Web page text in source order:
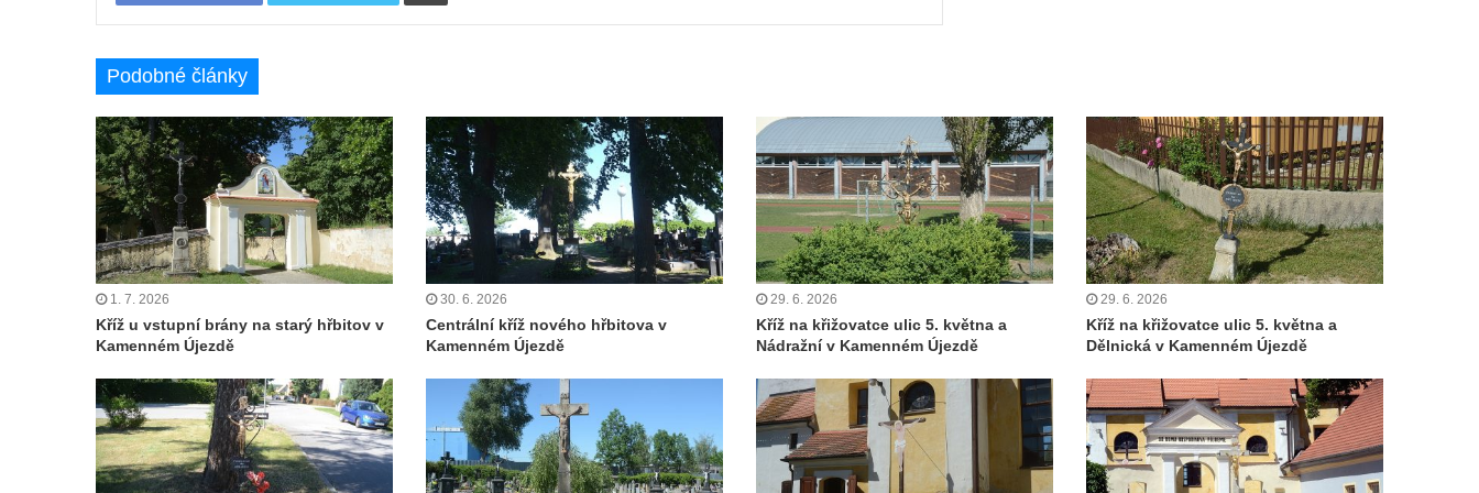
Čechách
Kříž u kostela Zvěstování Panny Marie v
Údajný kříž před kostelem svatých Petra a
Pavla v Jeníkově
Kříž na návsi v Jeníkově
Kříž na křižovatce v Teplické ulici v Lahošti
Kříž U Pěti lip na pastvině severovýchodně
od Mikulášovic
Kříž na rozcestí u domu čp. 123 v
Mikulášovicích
Wäberův kříž v zahradě domu čp. 184 v
Mikulášovicích
Kříž na louce v horních Mikulášovicích
Posteltův kříž naproti domu ev.č. 29 v
Podobné články
1. 7. 2026
Kříž u vstupní brány na starý hřbitov v
Kamenném Újezdě
30. 6. 2026
Centrální kříž nového hřbitova v
Kamenném Újezdě
29. 6. 2026
Kříž na křižovatce ulic 5. května a
Nádražní v Kamenném Újezdě
29. 6. 2026
Kříž na křižovatce ulic 5. května a
Dělnická v Kamenném Újezdě